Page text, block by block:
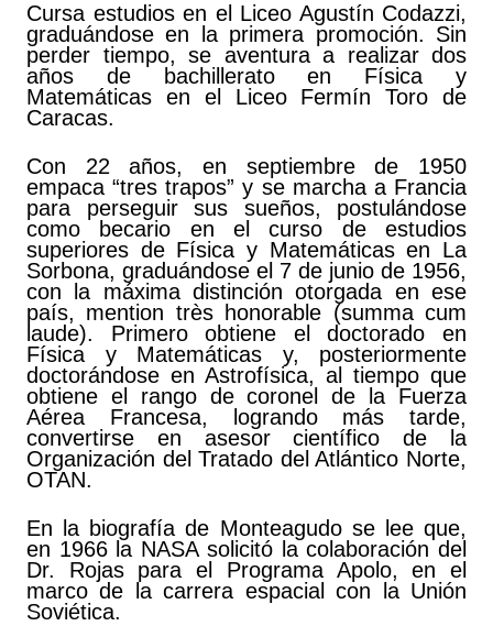
Cursa estudios en el Liceo Agustín Codazzi,
graduándose en la primera promoción. Sin
perder tiempo, se aventura a realizar dos
años de bachillerato en Física y
Matemáticas en el Liceo Fermín Toro de
Caracas.
Con 22 años, en septiembre de 1950
empaca “tres trapos” y se marcha a Francia
para perseguir sus sueños, postulándose
como becario en el curso de estudios
superiores de Física y Matemáticas en La
Sorbona, graduándose el 7 de junio de 1956,
con la máxima distinción otorgada en ese
país, mention très honorable (summa cum
laude). Primero obtiene el doctorado en
Física y Matemáticas y, posteriormente
doctorándose en Astrofísica, al tiempo que
obtiene el rango de coronel de la Fuerza
Aérea Francesa, logrando más tarde,
convertirse en asesor científico de la
Organización del Tratado del Atlántico Norte,
OTAN.
En la biografía de Monteagudo se lee que,
en 1966 la NASA solicitó la colaboración del
Dr. Rojas para el Programa Apolo, en el
marco de la carrera espacial con la Unión
Soviética.